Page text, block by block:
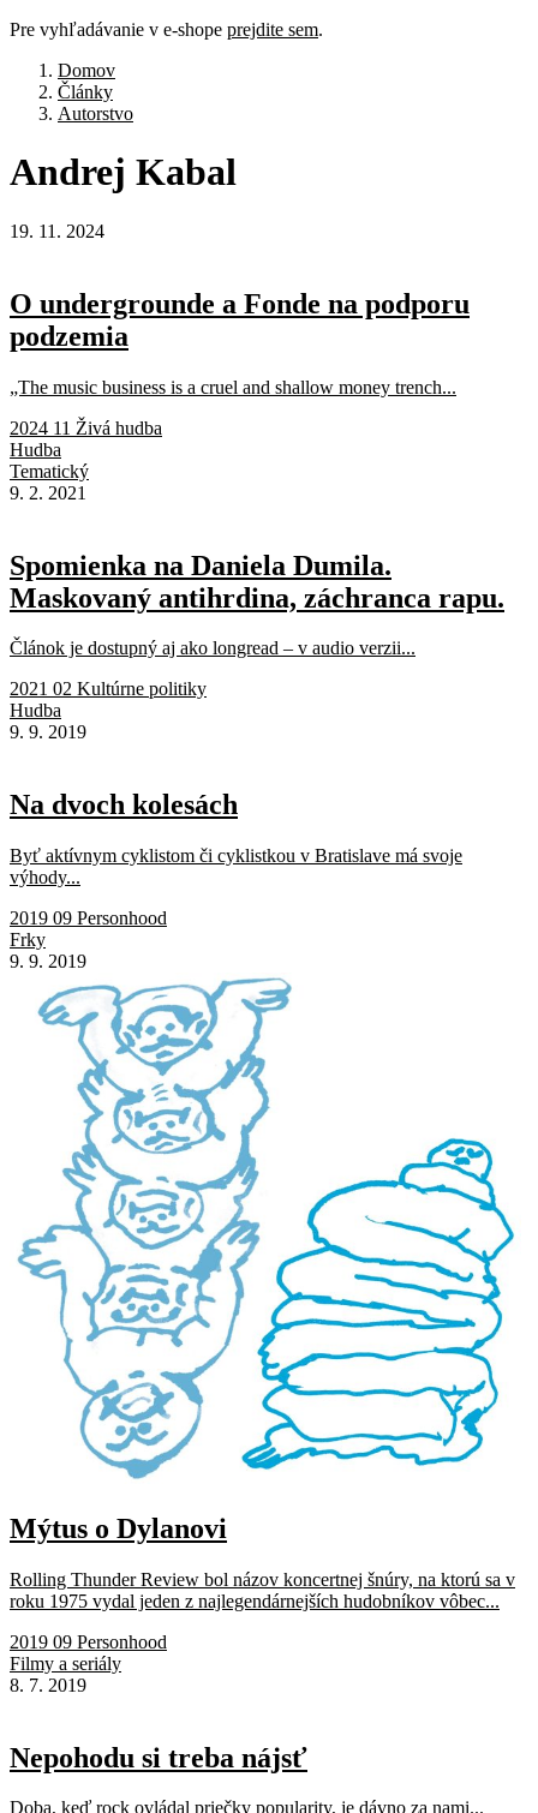
Pre vyhľadávanie v e-shope prejdite sem.
Domov
Články
Autorstvo
Andrej Kabal
19. 11. 2024
O undergrounde a Fonde na podporu
podzemia
„The music business is a cruel and shallow money trench...
2024 11 Živá hudba
Hudba
Tematický
9. 2. 2021
Spomienka na Daniela Dumila.
Maskovaný antihrdina, záchranca rapu.
Článok je dostupný aj ako longread – v audio verzii...
2021 02 Kultúrne politiky
Hudba
9. 9. 2019
Na dvoch kolesách
Byť aktívnym cyklistom či cyklistkou v Bratislave má svoje
výhody...
2019 09 Personhood
Frky
9. 9. 2019
Mýtus o Dylanovi
Rolling Thunder Review bol názov koncertnej šnúry, na ktorú sa v
roku 1975 vydal jeden z najlegendárnejších hudobníkov vôbec...
2019 09 Personhood
Filmy a seriály
8. 7. 2019
Nepohodu si treba nájsť
Doba, keď rock ovládal priečky popularity, je dávno za nami...